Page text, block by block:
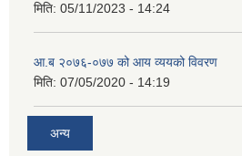
मिति: 05/11/2023 - 14:24
आ.ब २०७६-०७७ को आय व्ययको विवरण
मिति: 07/05/2020 - 14:19
अन्य